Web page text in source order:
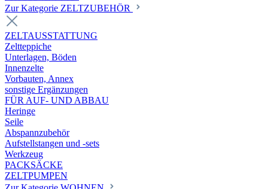
Zur Kategorie ZELTZUBEHÖR
ZELTAUSSTATTUNG
Zeltteppiche
Unterlagen, Böden
Innenzelte
Vorbauten, Annex
sonstige Ergänzungen
FÜR AUF- UND ABBAU
Heringe
Seile
Abspannzubehör
Aufstellstangen und -sets
Werkzeug
PACKSÄCKE
ZELTPUMPEN